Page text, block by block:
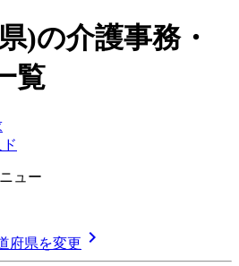
)の介護事務・
覧
ュー
府県を変更 